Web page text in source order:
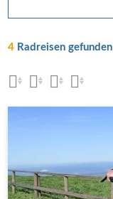
4 Radreisen gefunden